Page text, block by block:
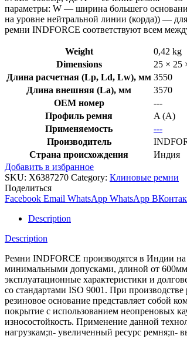
параметры: W — ширина большего
на уровне нейтральной линии (корда)) —
ремни INDFORCE соответствуют всем
Weight
0,42 kg
Dimensions
25 × 25
Длина расчетная (Lp, Ld, Lw), мм 3550
Длина внешняя (La), мм
3570
OEM номер
---
Профиль ремня
A (A)
Применяемость
---
Производитель
Страна происхождения
Индия
Добавить в избранное
SKU: X6387270 Category: Клиновые ремни
Поделиться
Facebook Email WhatsApp WhatsApp
Description
Description
Ремни INDFORCE производятся в Индии на
минимальными допусками, длиной от 600мм
эксплуатационные характеристики и
со стандартами ISO 9001. При
резиновое основание представляет собой
покрытие с использованием неопреновых
износостойкость. Применение данной
нагрузкам;n- увеличенный ресурс ремня;n-